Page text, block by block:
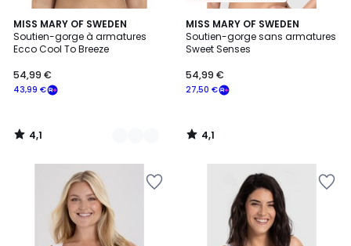
MISS MARY OF SWEDEN
Soutien-gorge à armatures
Ecco Cool To Breeze
43,99 €
54,99 €
4,1
/ 5
2
Couleurs
4,1
/
MISS MARY OF SWEDEN
Soutien-gorge sans armatures
Sweet Senses
27,50 €
54,99 €
4,1
/ 5
4,1
/